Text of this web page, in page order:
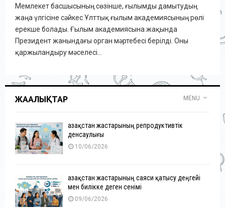
Мемлекет басшысының сөзінше, ғылымды дамытудың
жаңа үлгісіне сәйкес Ұлттық ғылым академиясының рөлі
ерекше болады. Ғылым академиясына жақында
Президент жанындағы орган мәртебесі берілді. Оны
қаржыландыру мәселесі...
ЖАҢАЛЫҚТАР MENU
Қазақстан жастарының репродуктивтік
денсаулығы
10/06/2026
Қазақстан жастарының саяси қатысу деңгейі
мен билікке деген сенімі
09/06/2026